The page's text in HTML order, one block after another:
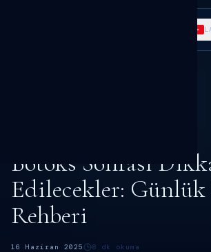
Botoks Sonrası
Edilecekler: Günlük
Rehberi
16 Haziran 2025 8 dk okuma